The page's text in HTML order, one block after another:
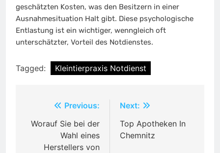
geschätzten Kosten, was den Besitzern in einer
Ausnahmesituation Halt gibt. Diese psychologische
Entlastung ist ein wichtiger, wenngleich oft
unterschätzter, Vorteil des Notdienstes.
Tagged: Kleintierpraxis Notdienst
navigation
Previous:
Worauf Sie bei der
Wahl eines
Herstellers von
Next:
Top Apotheken In
Chemnitz